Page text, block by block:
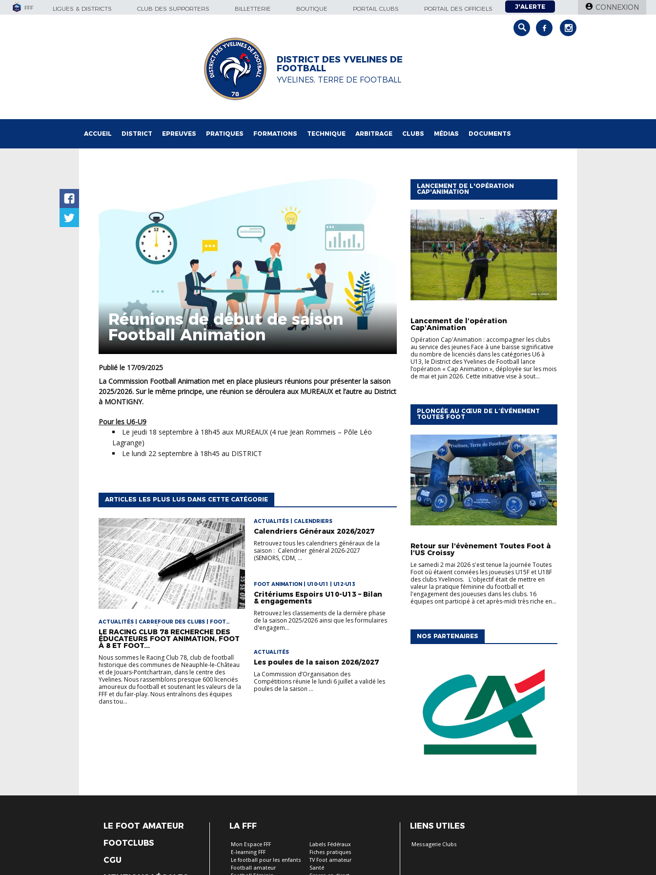
FFF LIGUES & DISTRICTS CLUB DES SUPPORTERS BILLETTERIE BOUTIQUE PORTAIL CLUBS PORTAIL DES OFFICIELS J'ALERTE CONNEXION
DISTRICT DES YVELINES DE
FOOTBALL
YVELINES, TERRE DE FOOTBALL
ACCUEIL DISTRICT EPREUVES PRATIQUES FORMATIONS TECHNIQUE ARBITRAGE CLUBS MÉDIAS DOCUMENTS
Réunions de début de saison
Football Animation
Publié le 17/09/2025
La Commission Football Animation met en place plusieurs réunions pour présenter la saison
2025/2026. Sur le même principe, une réunion se déroulera aux MUREAUX et l’autre au District
à MONTIGNY.
Pour les U6-U9
Le jeudi 18 septembre à 18h45 aux MUREAUX (4 rue Jean Rommeis – Pôle Léo
Lagrange)
Le lundi 22 septembre à 18h45 au DISTRICT
ARTICLES LES PLUS LUS DANS CETTE CATÉGORIE
ACTUALITÉS | CARREFOUR DES CLUBS | FOOT
ANIMATION | FOOT FÉMININ
LE RACING CLUB 78 RECHERCHE DES
ÉDUCATEURS FOOT ANIMATION, FOOT
À 8 ET FOOT...
Nous sommes le Racing Club 78, club de football
historique des communes de Neauphle-le-Château
et de Jouars-Pontchartrain, dans le centre des
Yvelines. Nous rassemblons presque 600 licenciés
amoureux du football et soutenant les valeurs de la
FFF et du fair-play. Nous entraînons des équipes
dans tou...
ACTUALITÉS | CALENDRIERS
Calendriers Généraux 2026/2027
Retrouvez tous les calendriers généraux de la
saison : Calendrier général 2026-2027
(SENIORS, CDM, ...
FOOT ANIMATION | U10-U11 | U12-U13
Critériums Espoirs U10-U13 – Bilan
& engagements
Retrouvez les classements de la dernière phase
de la saison 2025/2026 ainsi que les formulaires
d'engagem...
ACTUALITÉS
Les poules de la saison 2026/2027
La Commission d’Organisation des
Compétitions réunie le lundi 6 juillet a validé les
poules de la saison ...
LANCEMENT DE L'OPÉRATION
CAP'ANIMATION
Lancement de l'opération
Cap'Animation
Opération Cap'Animation : accompagner les clubs
au service des jeunes Face à une baisse significative
du nombre de licenciés dans les catégories U6 à
U13, le District des Yvelines de Football lance
l’opération « Cap Animation », déployée sur les mois
de mai et juin 2026. Cette initiative vise à sout...
PLONGÉE AU CŒUR DE L’ÉVÉNEMENT
TOUTES FOOT
Retour sur l'évènement Toutes Foot à
l'US Croissy
Le samedi 2 mai 2026 s'est tenue la journée Toutes
Foot où étaient conviées les joueuses U15F et U18F
des clubs Yvelinois. L'objectif était de mettre en
valeur la pratique féminine du football et
l'engagement des joueuses dans les clubs. 16
équipes ont participé à cet après-midi très riche en...
NOS PARTENAIRES
LE FOOT AMATEUR
FOOTCLUBS
CGU
LA FFF
Mon Espace FFF
E-learning FFF
Le football pour les enfants
Football amateur
Labels Fédéraux
Fiches pratiques
TV Foot amateur
Santé
LIENS UTILES
Messagerie Clubs